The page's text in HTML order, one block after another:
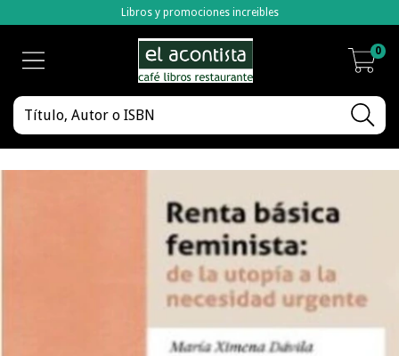
Libros y promociones increibles
0